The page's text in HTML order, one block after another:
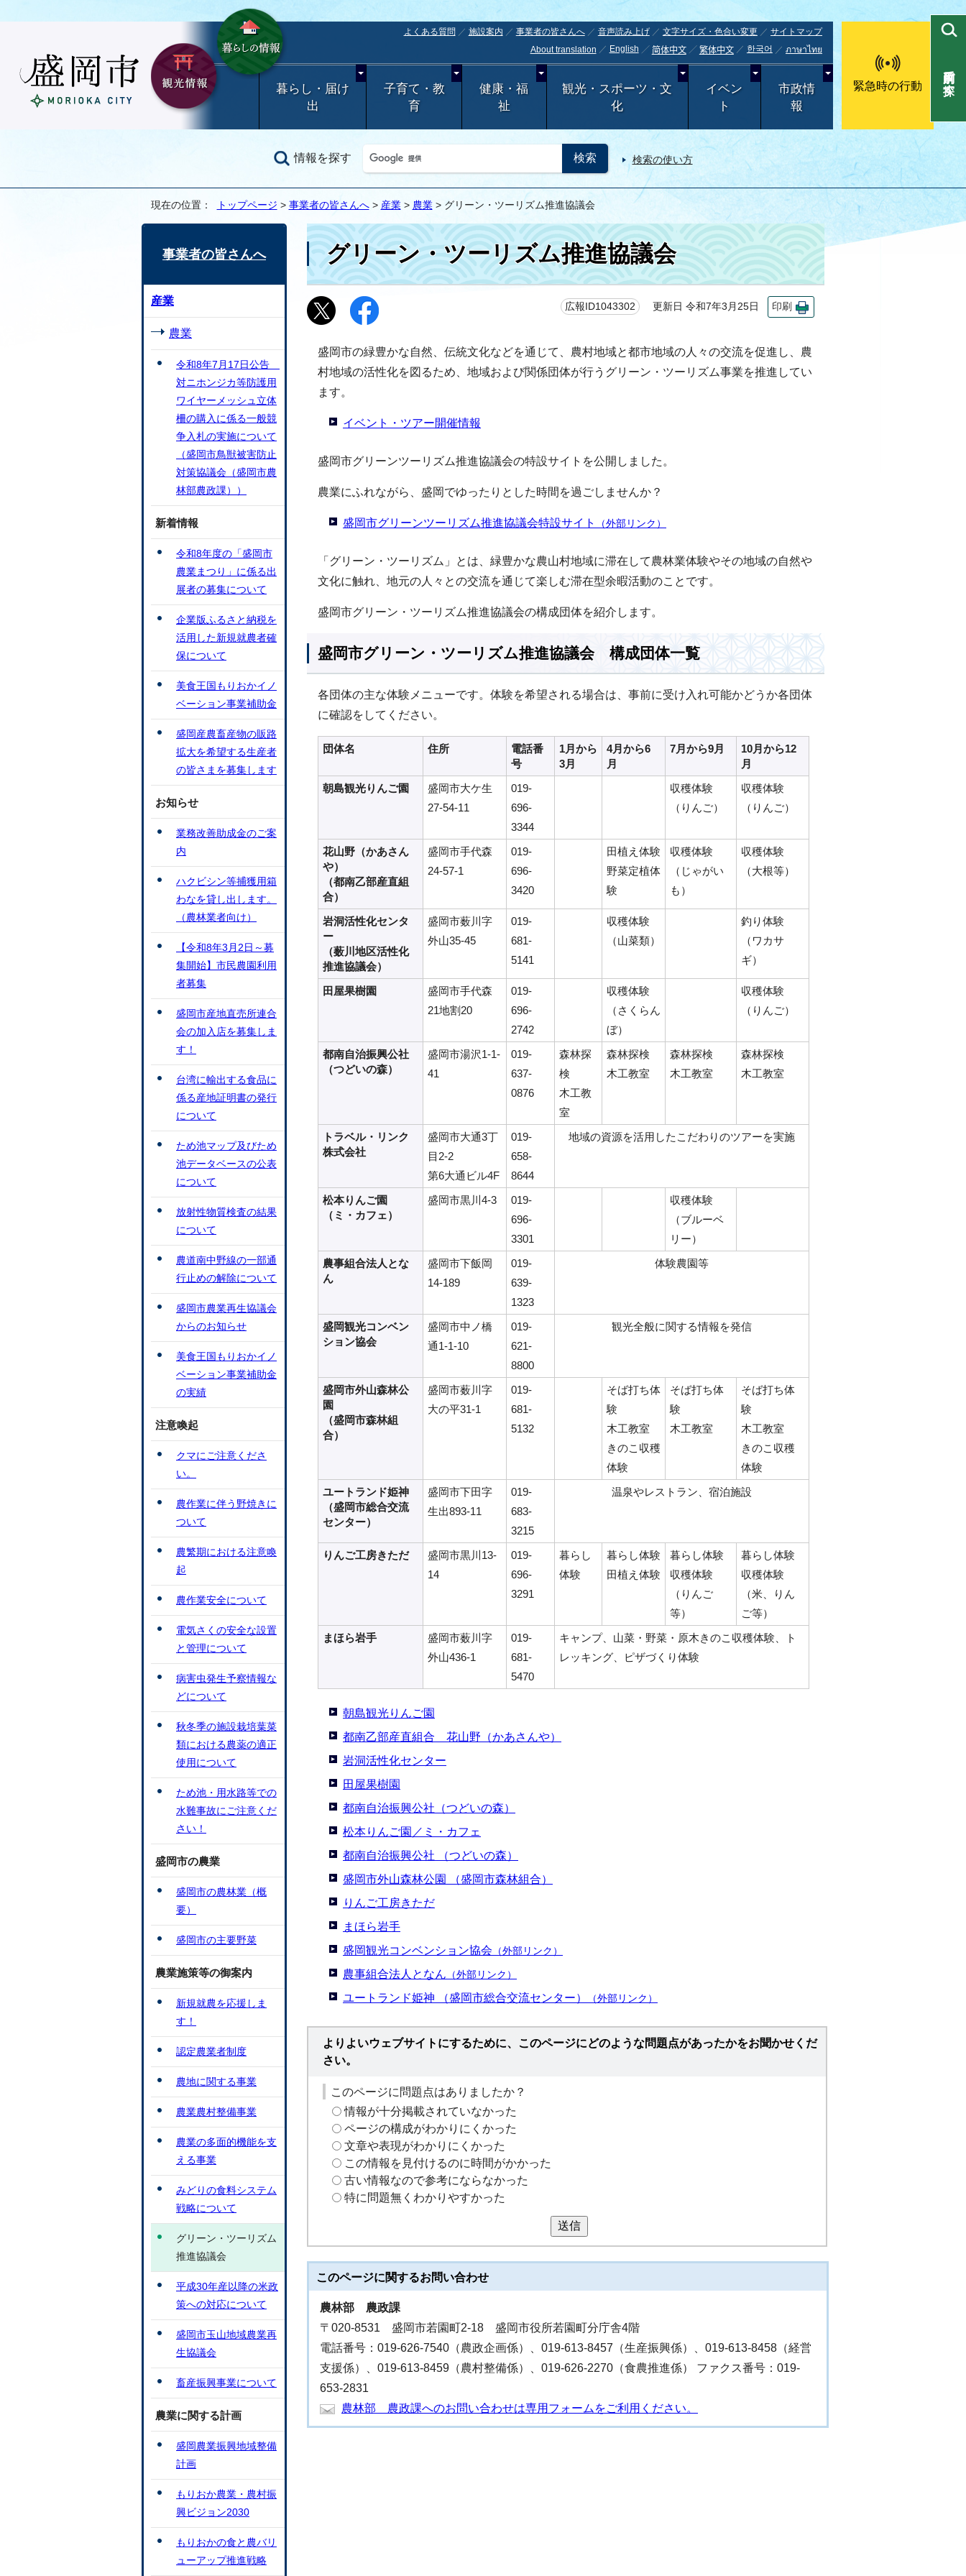
よくある質問 施設案内 事業者の皆さんへ 音声読み上げ 文字サイズ・色合い変更
サイトマップ
About translation
English 简体中文 繁体中文 한국어 ภาษาไทย
暮らし・届け
出
子育て・教
育
健康・福
祉
観光・スポーツ・文
化
イベン
ト
市政情
報
緊急時の行動
情報を探す 検索の使い方
目的別で探す
現在の位置： トップページ > 事業者の皆さんへ> 産業> 農業> グリーン・ツーリズム推進協議会
グリーン・ツーリズム推進協議会
広報ID1043302 更新日 令和7年3月25日 印刷
盛岡市の緑豊かな自然、伝統文化などを通じて、農村地域と都市地域の人々の交流を促進し、農
村地域の活性化を図るため、地域および関係団体が行うグリーン・ツーリズム事業を推進してい
ます。
イベント・ツアー開催情報
盛岡市グリーンツーリズム推進協議会の特設サイトを公開しました。
農業にふれながら、盛岡でゆったりとした時間を過ごしませんか？
盛岡市グリーンツーリズム推進協議会特設サイト （外部リンク）
「グリーン・ツーリズム」とは、緑豊かな農山村地域に滞在して農林業体験やその地域の自然や
文化に触れ、地元の人々との交流を通じて楽しむ滞在型余暇活動のことです。
盛岡市グリーン・ツーリズム推進協議会の構成団体を紹介します。
盛岡市グリーン・ツーリズム推進協議会 構成団体一覧
各団体の主な体験メニューです。体験を希望される場合は、事前に受け入れ可能かどうか各団体
に確認をしてください。
団体名 住所
電話番
号
1月から
3月
4月から6
月
7月から9月
10月から12
月
朝島観光りんご園
盛岡市大ケ生
27-54-11
019-
696-
3344
収穫体験
（りんご）
収穫体験
（りんご）
花山野（かあさん
や）
（都南乙部産直組
合）
盛岡市手代森
24-57-1
019-
696-
3420
田植え体験
野菜定植体
験
収穫体験
（じゃがい
も）
収穫体験
（大根等）
岩洞活性化センタ
ー
（薮川地区活性化
推進協議会）
盛岡市薮川字
外山35-45
019-
681-
5141
収穫体験
（山菜類）
釣り体験
（ワカサ
ギ）
田屋果樹園
盛岡市手代森
21地割20
019-
696-
2742
収穫体験
（さくらん
ぼ）
収穫体験
（りんご）
都南自治振興公社
（つどいの森）
盛岡市湯沢1-1-
41
019-
637-
0876
森林探
検
木工教
室
森林探検
木工教室
森林探検
木工教室
森林探検
木工教室
トラベル・リンク
株式会社
盛岡市大通3丁
目2-2
第6大通ビル4F
019-
658-
8644
地域の資源を活用したこだわりのツアーを実施
松本りんご園
（ミ・カフェ）
盛岡市黒川4-3
019-
696-
3301
収穫体験
（ブルーベ
リー）
農事組合法人とな
ん
盛岡市下飯岡
14-189
019-
639-
1323
体験農園等
盛岡観光コンベン
ション協会
盛岡市中ノ橋
通1-1-10
019-
621-
8800
観光全般に関する情報を発信
盛岡市外山森林公
園
（盛岡市森林組
合）
盛岡市薮川字
大の平31-1
019-
681-
5132
そば打ち体
験
木工教室
きのこ収穫
体験
そば打ち体
験
木工教室
そば打ち体
験
木工教室
きのこ収穫
体験
ユートランド姫神
（盛岡市総合交流
センター）
盛岡市下田字
生出893-11
019-
683-
3215
温泉やレストラン、宿泊施設
りんご工房きただ
盛岡市黒川13-
14
019-
696-
3291
暮らし
体験
暮らし体験
田植え体験
暮らし体験
収穫体験
（りんご
等）
暮らし体験
収穫体験
（米、りん
ご等）
まほら岩手
盛岡市薮川字
外山436-1
019-
681-
5470
キャンプ、山菜・野菜・原木きのこ収穫体験、ト
レッキング、ピザづくり体験
朝島観光りんご園
都南乙部産直組合 花山野（かあさんや）
岩洞活性化センター
田屋果樹園
都南自治振興公社（つどいの森）
松本りんご園／ミ・カフェ
都南自治振興公社 （つどいの森）
盛岡市外山森林公園 （盛岡市森林組合）
りんご工房きただ
まほら岩手
盛岡観光コンベンション協会 （外部リンク）
農事組合法人となん （外部リンク）
ユートランド姫神 （盛岡市総合交流センター） （外部リンク）
よりよいウェブサイトにするために、このページにどのような問題点があったかをお聞かせくだ
さい。
このページに問題点はありましたか？
情報が十分掲載されていなかった
ページの構成がわかりにくかった
文章や表現がわかりにくかった
この情報を見付けるのに時間がかかった
古い情報なので参考にならなかった
特に問題無くわかりやすかった
送信
このページに関するお問い合わせ
農林部 農政課
〒020-8531 盛岡市若園町2-18 盛岡市役所若園町分庁舎4階
電話番号：019-626-7540（農政企画係）、019-613-8457（生産振興係）、019-613-8458（経営
支援係）、019-613-8459（農村整備係）、019-626-2270（食農推進係） ファクス番号：019-
653-2831
農林部 農政課へのお問い合わせは専用フォームをご利用ください。
事業者の皆さんへ
産業
農業
令和8年7月17日公告
対ニホンジカ等防護用
ワイヤーメッシュ立体
柵の購入に係る一般競
争入札の実施について
（盛岡市鳥獣被害防止
対策協議会（盛岡市農
林部農政課））
新着情報
令和8年度の「盛岡市
農業まつり」に係る出
展者の募集について
企業版ふるさと納税を
活用した新規就農者確
保について
美食王国もりおかイノ
ベーション事業補助金
盛岡産農畜産物の販路
拡大を希望する生産者
の皆さまを募集します
お知らせ
業務改善助成金のご案
内
ハクビシン等捕獲用箱
わなを貸し出します。
（農林業者向け）
【令和8年3月2日～募
集開始】市民農園利用
者募集
盛岡市産地直売所連合
会の加入店を募集しま
す！
台湾に輸出する食品に
係る産地証明書の発行
について
ため池マップ及びため
池データベースの公表
について
放射性物質検査の結果
について
農道南中野線の一部通
行止めの解除について
盛岡市農業再生協議会
からのお知らせ
美食王国もりおかイノ
ベーション事業補助金
の実績
注意喚起
クマにご注意くださ
い。
農作業に伴う野焼きに
ついて
農繁期における注意喚
起
農作業安全について
電気さくの安全な設置
と管理について
病害虫発生予察情報な
どについて
秋冬季の施設栽培葉菜
類における農薬の適正
使用について
ため池・用水路等での
水難事故にご注意くだ
さい！
盛岡市の農業
盛岡市の農林業（概
要）
盛岡市の主要野菜
農業施策等の御案内
新規就農を応援しま
す！
認定農業者制度
農地に関する事業
農業農村整備事業
農業の多面的機能を支
える事業
みどりの食料システム
戦略について
グリーン・ツーリズム
推進協議会
平成30年産以降の米政
策への対応について
盛岡市玉山地域農業再
生協議会
畜産振興事業について
農業に関する計画
盛岡農業振興地域整備
計画
もりおか農業・農村振
興ビジョン2030
もりおかの食と農バリ
ューアップ推進戦略